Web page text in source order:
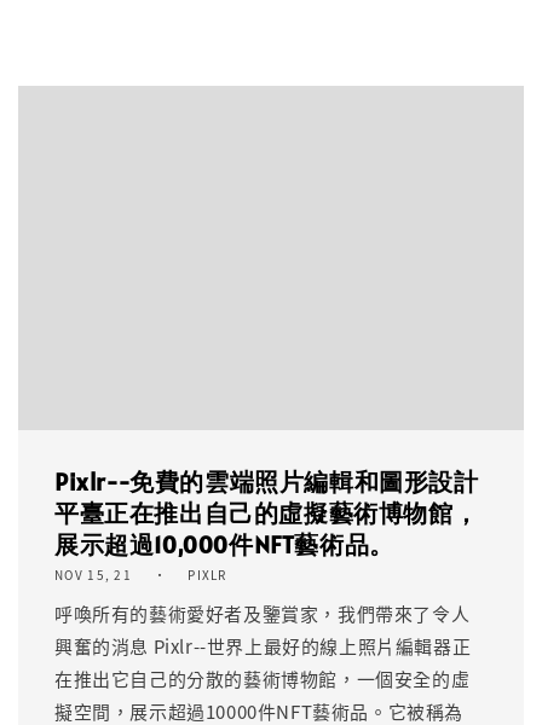
Pixlr--免費的雲端照片編輯和圖形設計
平臺正在推出自己的虛擬藝術博物館，
展示超過10,000件NFT藝術品。
NOV 15, 21 PIXLR
呼喚所有的藝術愛好者及鑒賞家，我們帶來了令人
興奮的消息 Pixlr--世界上最好的線上照片編輯器正
在推出它自己的分散的藝術博物館，一個安全的虛
擬空間，展示超過10000件NFT藝術品。它被稱為